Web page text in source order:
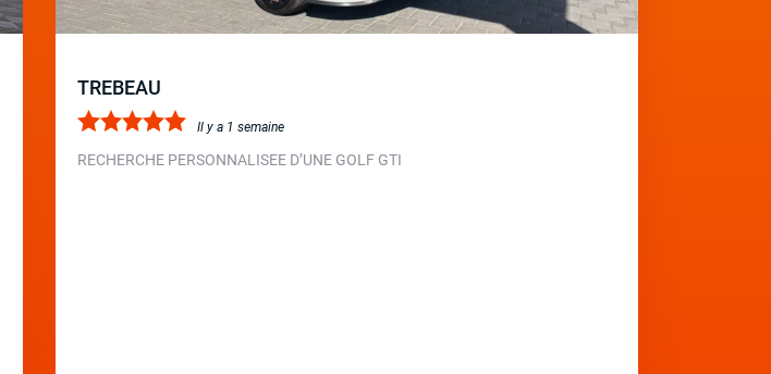
TREBEAU
Il y a 1 semaine
RECHERCHE PERSONNALISEE D’UNE GOLF GTI